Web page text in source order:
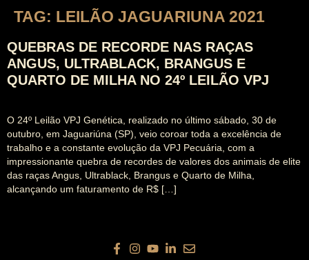
TAG: LEILÃO JAGUARIUNA 2021
QUEBRAS DE RECORDE NAS RAÇAS
ANGUS, ULTRABLACK, BRANGUS E
QUARTO DE MILHA NO 24º LEILÃO VPJ
O 24º Leilão VPJ Genética, realizado no último sábado, 30 de
outubro, em Jaguariúna (SP), veio coroar toda a excelência de
trabalho e a constante evolução da VPJ Pecuária, com a
impressionante quebra de recordes de valores dos animais de elite
das raças Angus, Ultrablack, Brangus e Quarto de Milha,
alcançando um faturamento de R$ […]